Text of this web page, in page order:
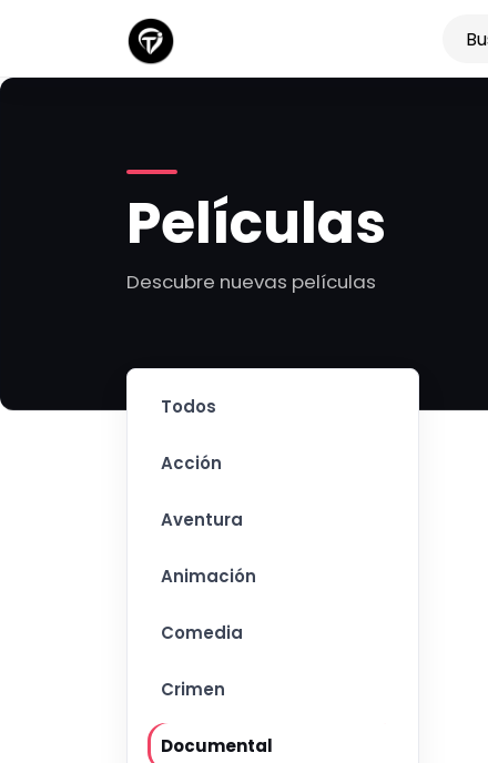
Películas
Descubre nuevas películas
Todos
Acción
Aventura
Animación
Comedia
Crimen
Documental